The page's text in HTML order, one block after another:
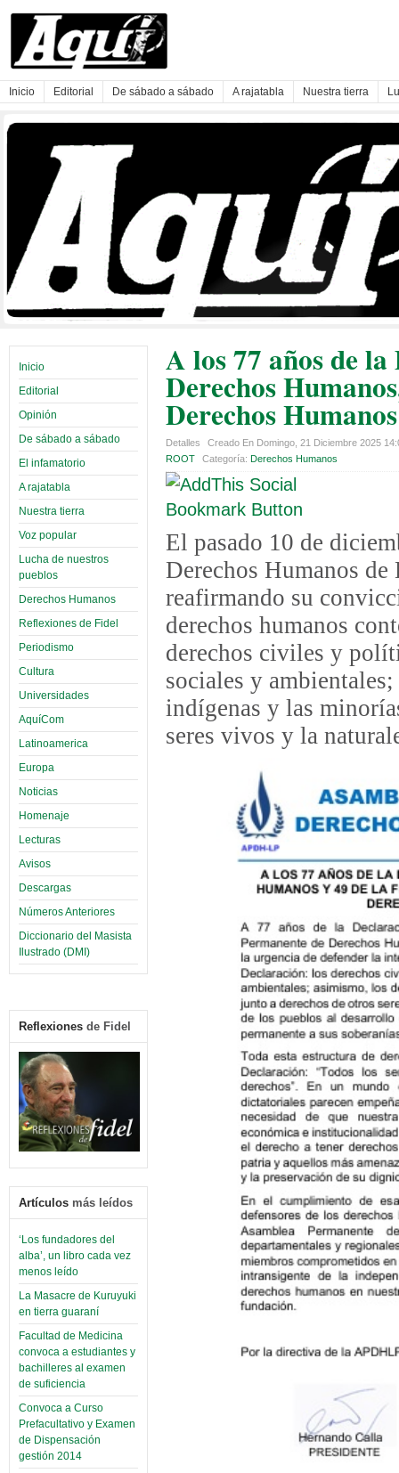
Inicio Editorial De sábado a sábado A rajatabla Nuestra tierra
Inicio
Editorial
Opinión
De sábado a sábado
El infamatorio
A rajatabla
Nuestra tierra
Voz popular
Lucha de nuestros
pueblos
Derechos Humanos
Reflexiones de Fidel
Periodismo
Cultura
Universidades
AquíCom
Latinoamerica
Europa
Noticias
Homenaje
Lecturas
Avisos
Descargas
Números Anteriores
Diccionario del Masista
Ilustrado (DMI)
Reflexiones de Fidel
Artículos más leídos
‘Los fundadores del
alba’, un libro cada vez
menos leído
La Masacre de Kuruyuki
en tierra guaraní
Facultad de Medicina
convoca a estudiantes y
bachilleres al examen
de suficiencia
Convoca a Curso
Prefacultativo y Examen
de Dispensación
gestión 2014
A los 77 años de
Derechos
Derechos
Detalles
Creado En Domingo, 21 Diciembre 2025
ROOT
Categoría: Derechos Humanos
El pasado 10 de
Derechos Humanos
reafirmando su
derechos humanos
derechos civiles y
sociales y
indígenas y las
seres vivos y la